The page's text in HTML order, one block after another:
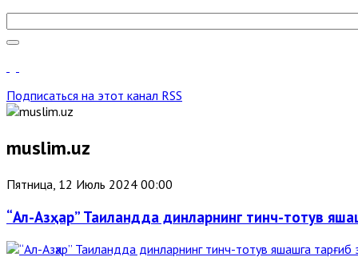
Подписаться на этот канал RSS
muslim.uz
Пятница, 12 Июль 2024 00:00
“Ал-Азҳар” Таиландда динларнинг тинч-тотув